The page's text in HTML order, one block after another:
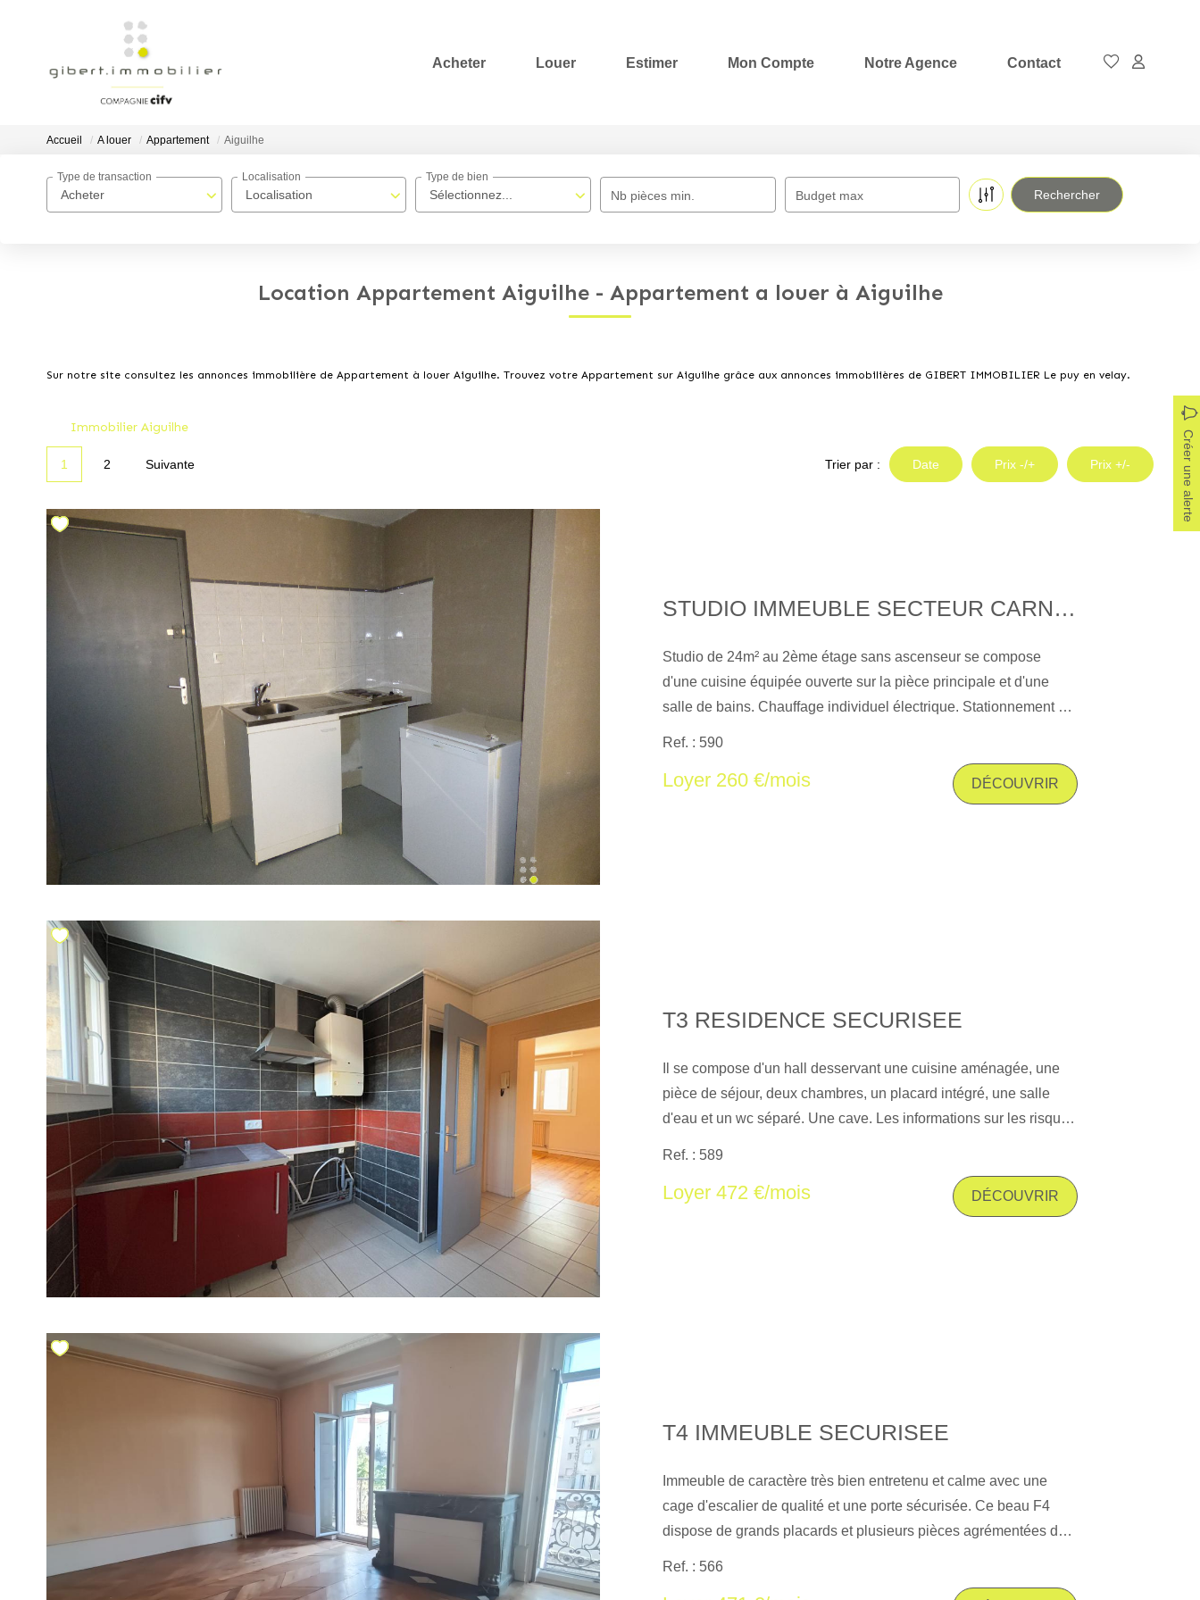
Acheter Louer Estimer Mon Compte Notre Agence Contact
Accueil A louer Appartement Aiguilhe
Acheter
Type de transaction
Localisation
Localisation
Sélectionnez...
Type de bien
Nb pièces min. Budget max
Location Appartement Aiguilhe - Appartement a louer à Aiguilhe
Sur notre site consultez les annonces immobilière de Appartement à louer Aiguilhe. Trouvez votre Appartement sur Aiguilhe grâce aux annonces immobilières de GIBERT IMMOBILIER Le puy en velay.
Immobilier Aiguilhe
Créer une alerte
1 2 Suivante Trier par : Date Prix -/+ Prix +/-
STUDIO IMMEUBLE SECTEUR CARNOT
Studio de 24m² au 2ème étage sans ascenseur se compose
d'une cuisine équipée ouverte sur la pièce principale et d'une
salle de bains. Chauffage individuel électrique. Stationnement à
georisques. gouv. fr
Ref. : 590
Loyer 260 €/mois DÉCOUVRIR
T3 RESIDENCE SECURISEE
Il se compose d'un hall desservant une cuisine aménagée, une
pièce de séjour, deux chambres, un placard intégré, une salle
d'eau et un wc séparé. Une cave. Les informations sur les risques
Ref. : 589
Loyer 472 €/mois DÉCOUVRIR
T4 IMMEUBLE SECURISEE
Immeuble de caractère très bien entretenu et calme avec une
cage d'escalier de qualité et une porte sécurisée. Ce beau F4
dispose de grands placards et plusieurs pièces agrémentées de
Ref. : 566